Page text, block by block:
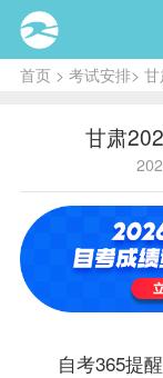
首页> 考试安排>
甘肃
自考365提